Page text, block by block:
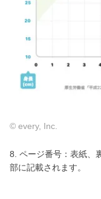
© every, Inc.
8. ページ番号：表紙、
部に記載されます。